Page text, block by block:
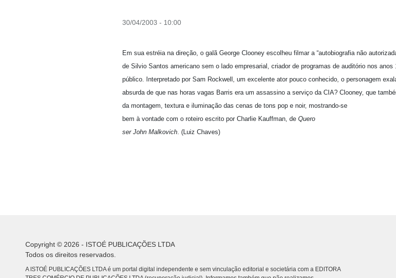
30/04/2003 - 10:00
Em sua estréia na direção, o galã George Clooney escolheu filmar a “autobiografia não
de Silvio Santos americano sem o lado empresarial, criador de programas de auditório nos
público. Interpretado por Sam Rockwell, um excelente ator pouco conhecido, o personagem
absurda de que nas horas vagas Barris era um assassino a serviço da CIA? Clooney, que
da montagem, textura e iluminação das cenas de tons pop e noir, mostrando-se
bem à vontade com o roteiro escrito por Charlie Kauffman, deQuero
ser John Malkovich. (Luiz Chaves)
Copyright © 2026 - ISTOÉ PUBLICAÇÕES LTDA
Todos os direitos reservados.
A ISTOÉ PUBLICAÇÕES LTDA é um portal digital independente e sem vinculação editorial e societária com a EDITORA